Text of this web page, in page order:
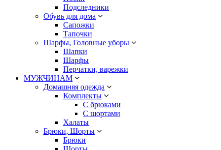
Подследники
Обувь для дома
Сапожки
Тапочки
Шарфы, Головные уборы
Шапки
Шарфы
Перчатки, варежки
МУЖЧИНАМ
Домашняя одежда
Комплекты
С брюками
С шортами
Халаты
Брюки, Шорты
Брюки